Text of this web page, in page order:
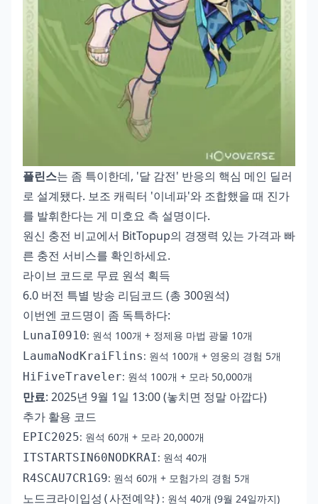
플린스는 좀 특이한데, '달 감전' 반응의 핵심 메인 딜러
로 설계됐다. 보조 캐릭터 '이네파'와 조합했을 때 진가
를 발휘한다는 게 미호요 측 설명이다.
원신 충전 비교에서 BitTopup의 경쟁력 있는 가격과 빠
른 충전 서비스를 확인하세요.
라이브 코드로 무료 원석 획득
6.0 버전 특별 방송 리딤코드 (총 300원석)
이번엔 코드명이 좀 독특하다:
LunaI0910: 원석 100개 + 정제용 마법 광물 10개
LaumaNodKraiFlins: 원석 100개 + 영웅의 경험 5개
HiFiveTraveler: 원석 100개 + 모라 50,000개
만료: 2025년 9월 1일 13:00 (놓치면 정말 아깝다)
추가 활용 코드
EPIC2025: 원석 60개 + 모라 20,000개
ITSTARTSIN60NODKRAI: 원석 40개
R4SCAU7CR1G9: 원석 60개 + 모험가의 경험 5개
노드크라이입성(사전예약) : 원석 40개 (9월 24일까지)